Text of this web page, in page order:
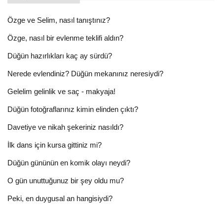
Özge ve Selim, nasıl tanıştınız?
Özge, nasıl bir evlenme teklifi aldın?
Düğün hazırlıkları kaç ay sürdü?
Nerede evlendiniz? Düğün mekanınız neresiydi?
Gelelim gelinlik ve saç - makyaja!
Düğün fotoğraflarınız kimin elinden çıktı?
Davetiye ve nikah şekeriniz nasıldı?
İlk dans için kursa gittiniz mi?
Düğün gününün en komik olayı neydi?
O gün unuttuğunuz bir şey oldu mu?
Peki, en duygusal an hangisiydi?